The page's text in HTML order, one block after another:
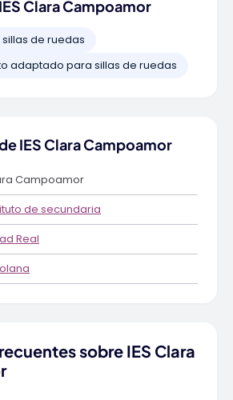
Clara Campoamor
de ruedas
adaptado para sillas de ruedas
IES Clara Campoamor
Campoamor
de secundaria
Real
sobre IES Clara